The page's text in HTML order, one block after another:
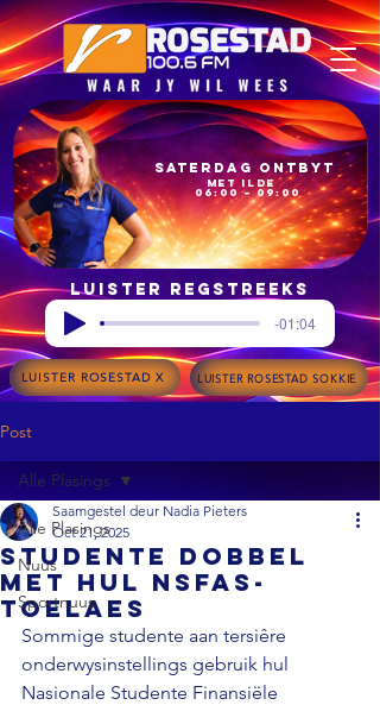
06:00 – 09:00
met Ilde
Saterdag Ontbyt
Luister regstreeks
-01:04
LUISTER ROSESTAD X LUISTER ROSESTAD SOKKIE
Post
Alle Plasings
Nuus
Sportnuus
Alle Plasings
Studente dobbel
met hul NSFAS-
toelaes
Saamgestel deur Nadia Pieters
Oct 21, 2025
Sommige studente aan tersiêre
onderwysinstellings gebruik hul
Nasionale Studente Finansiële